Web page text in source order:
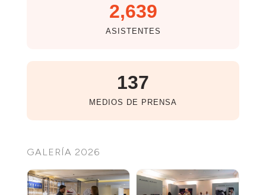
2,639
ASISTENTES
137
MEDIOS DE PRENSA
GALERÍA 2026